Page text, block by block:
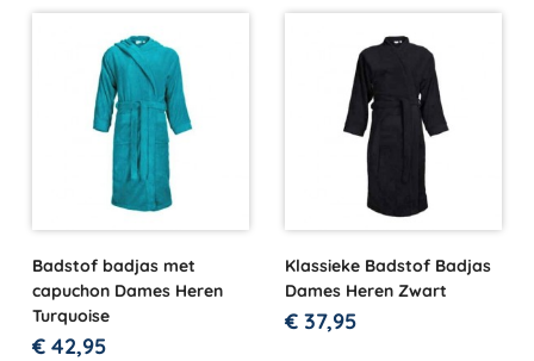
Badstof badjas met
capuchon Dames Heren
Turquoise
€ 42,95
Klassieke Badstof Badjas
Dames Heren Zwart
€ 37,95